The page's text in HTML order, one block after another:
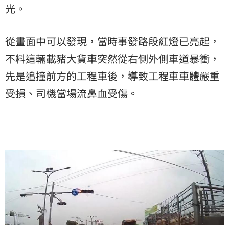
光。
從畫面中可以發現，當時事發路段紅燈已亮起，
不料這輛載豬大貨車突然從右側外側車道暴衝，
先是追撞前方的工程車後，導致工程車車體嚴重
受損、司機當場流鼻血受傷。